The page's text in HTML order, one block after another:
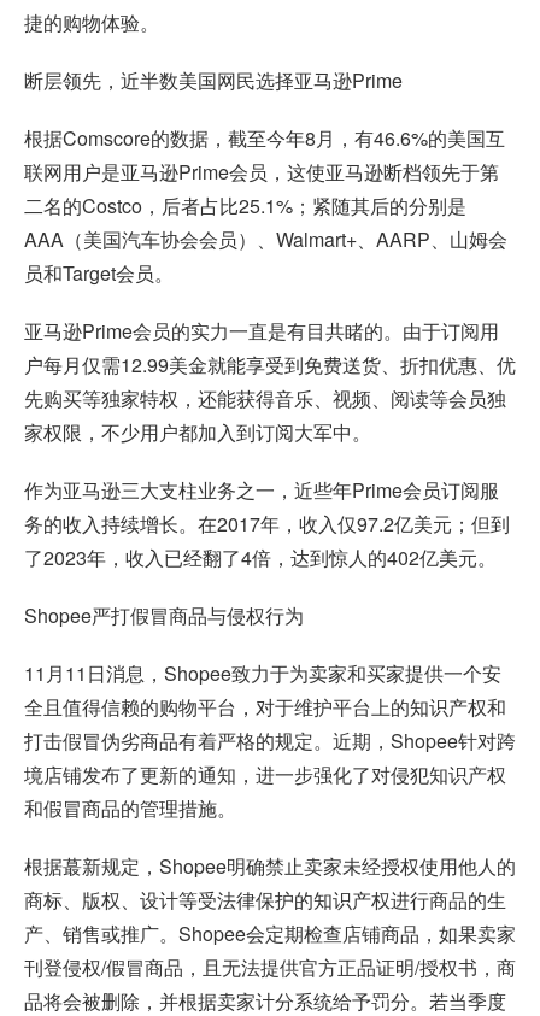
捷的购物体验。
断层领先，近半数美国网民选择亚马逊Prime
根据Comscore的数据，截至今年8月，有46.6%的美国互
联网用户是亚马逊Prime会员，这使亚马逊断档领先于第
二名的Costco，后者占比25.1%；紧随其后的分别是
AAA（美国汽车协会会员）、Walmart+、AARP、山姆会
员和Target会员。
亚马逊Prime会员的实力一直是有目共睹的。由于订阅用
户每月仅需12.99美金就能享受到免费送货、折扣优惠、优
先购买等独家特权，还能获得音乐、视频、阅读等会员独
家权限，不少用户都加入到订阅大军中。
作为亚马逊三大支柱业务之一，近些年Prime会员订阅服
务的收入持续增长。在2017年，收入仅97.2亿美元；但到
了2023年，收入已经翻了4倍，达到惊人的402亿美元。
Shopee严打假冒商品与侵权行为
11月11日消息，Shopee致力于为卖家和买家提供一个安
全且值得信赖的购物平台，对于维护平台上的知识产权和
打击假冒伪劣商品有着严格的规定。近期，Shopee针对跨
境店铺发布了更新的通知，进一步强化了对侵犯知识产权
和假冒商品的管理措施。
根据蕞新规定，Shopee明确禁止卖家未经授权使用他人的
商标、版权、设计等受法律保护的知识产权进行商品的生
产、销售或推广。Shopee会定期检查店铺商品，如果卖家
刊登侵权/假冒商品，且无法提供官方正品证明/授权书，商
品将会被删除，并根据卖家计分系统给予罚分。若当季度